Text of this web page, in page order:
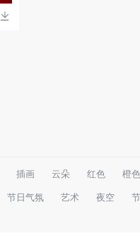
插画 云朵 红色 橙色
节日气氛 艺术 夜空